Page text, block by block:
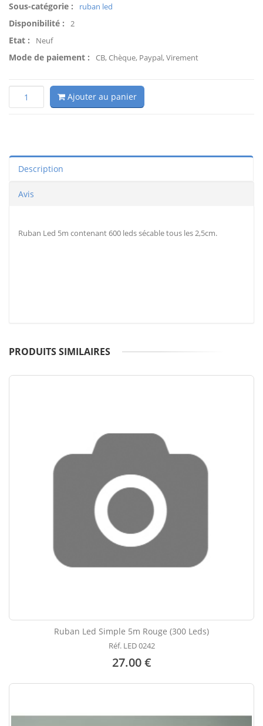
Sous-catégorie : ruban led
Disponibilité : 2
Etat : Neuf
Mode de paiement : CB, Chèque, Paypal, Virement
Ajouter au panier
Description
Avis
Ruban Led 5m contenant 600 leds sécable tous les 2,5cm.
PRODUITS SIMILAIRES
Ruban Led Simple 5m Rouge (300 Leds)
Réf. LED 0242
27.00 €